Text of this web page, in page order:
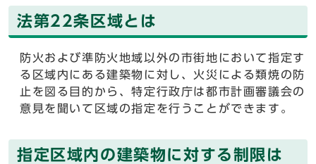
法第22条区域とは
防火および準防火地域以外の市街地において指定す
る区域内にある建築物に対し、火災による類焼の防
止を図る目的から、特定行政庁は都市計画審議会の
意見を聞いて区域の指定を行うことができます。
指定区域内の建築物に対する制限は